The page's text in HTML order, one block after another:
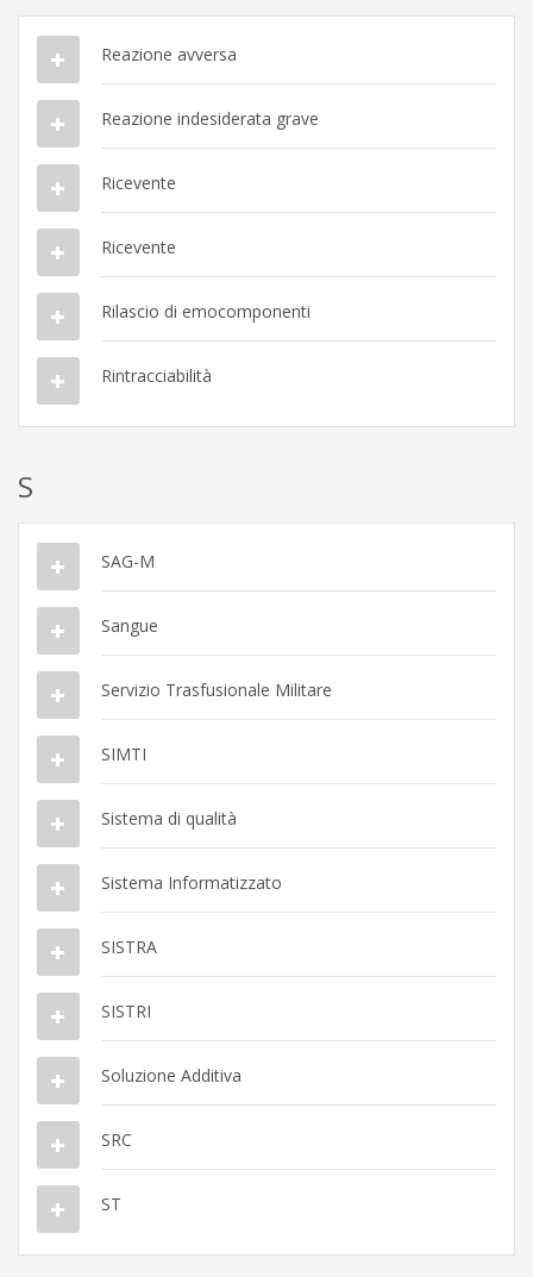
Reazione avversa
Reazione indesiderata grave
Ricevente
Ricevente
Rilascio di emocomponenti
Rintracciabilità
S
SAG-M
Sangue
Servizio Trasfusionale Militare
SIMTI
Sistema di qualità
Sistema Informatizzato
SISTRA
SISTRI
Soluzione Additiva
SRC
ST